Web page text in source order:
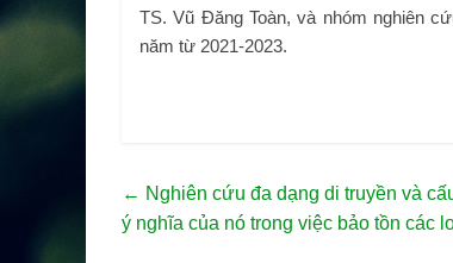
TS. Vũ Đăng Toàn, và nhóm nghiên
năm từ 2021-2023.
← Nghiên cứu đa dạng di truyền và
ý nghĩa của nó trong việc bảo tồn các